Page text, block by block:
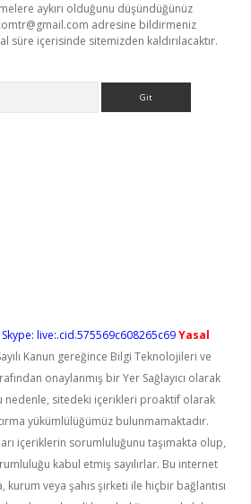
aykırı olduğunu düşündüğünüz
adresine bildirmeniz
süre içerisinde sitemizden kaldırılacaktır.
Skype: live:.cid.575569c608265c69Yasal
Kanun gereğince Bilgi Teknolojileri ve
onaylanmış bir Yer Sağlayıcı olarak
nedenle, sitedeki içerikleri proaktif olarak
yükümlülüğümüz bulunmamaktadır.
içeriklerin sorumluluğunu taşımakta olup,
kabul etmiş sayılırlar. Bu internet
veya şahıs şirketi ile hiçbir bağlantısı